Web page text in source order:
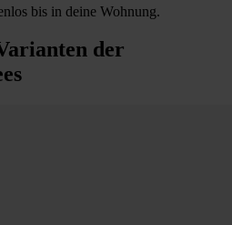
bis in deine Wohnung.
der